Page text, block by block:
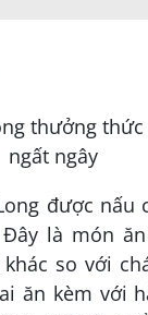
được nấu
là món
so với
ăn kèm với